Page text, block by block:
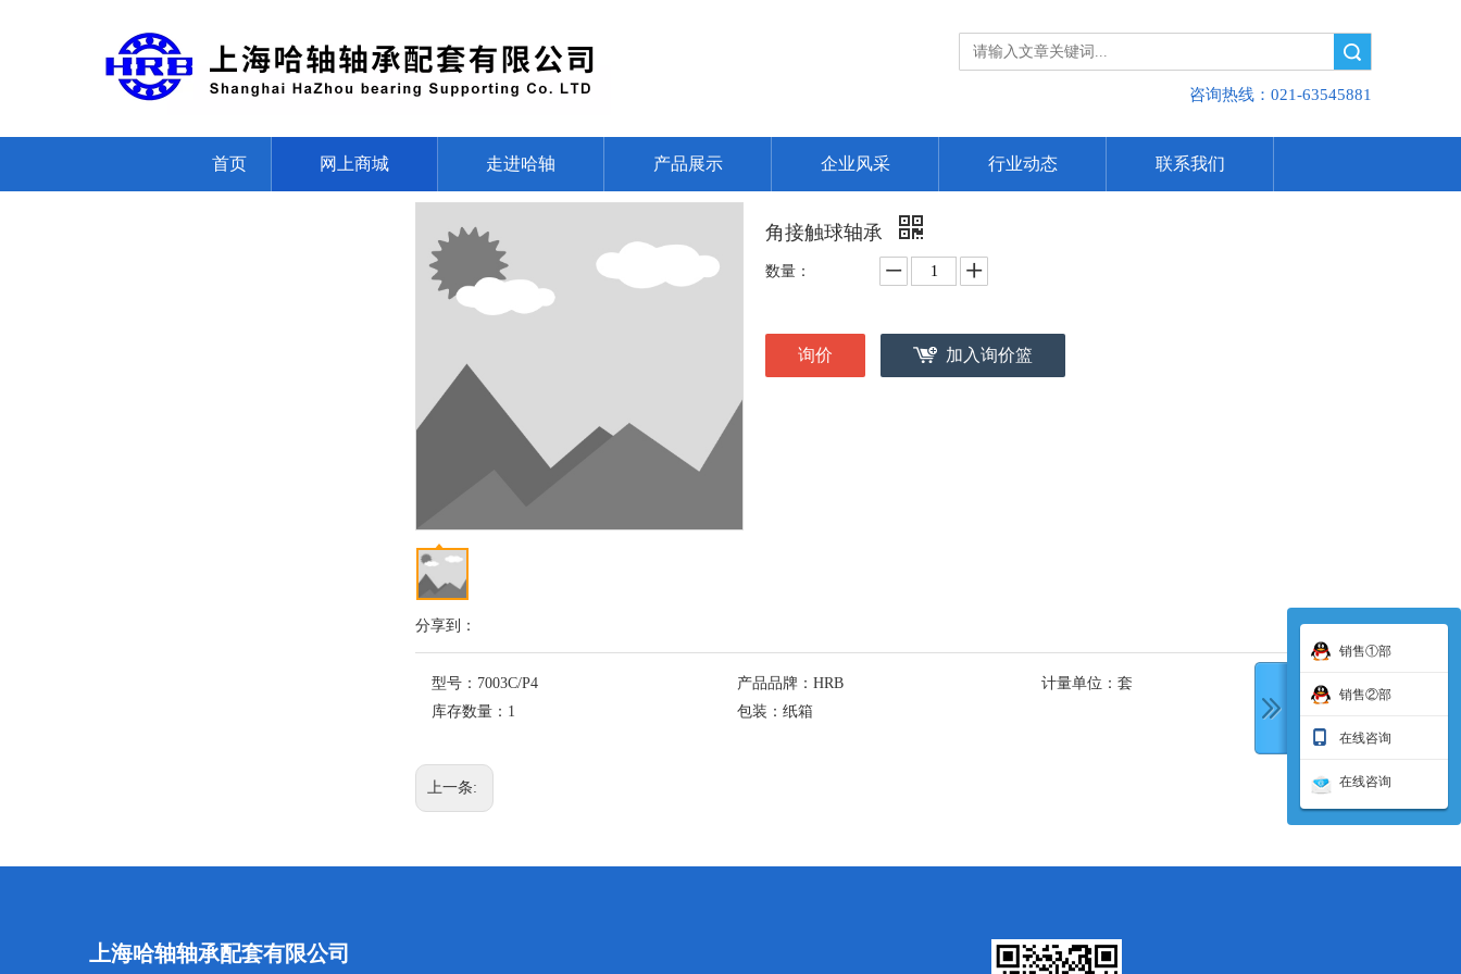
咨询热线：021-63545881
首页 网上商城 走进哈轴 产品展示 企业风采 行业动态 联系我们
分享到：
角接触球轴承
数量：
询价 加入询价篮
型号： 7003C/P4 产品品牌： HRB 计量单位： 套
库存数量： 1 包装： 纸箱
上一条: 下一条:
销售①部
销售②部
在线咨询
在线咨询
上海哈轴轴承配套有限公司